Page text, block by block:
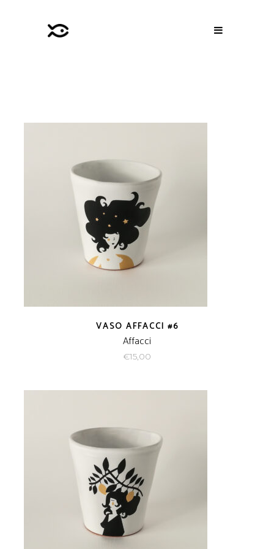
VASO AFFACCI #6
Affacci
€15,00